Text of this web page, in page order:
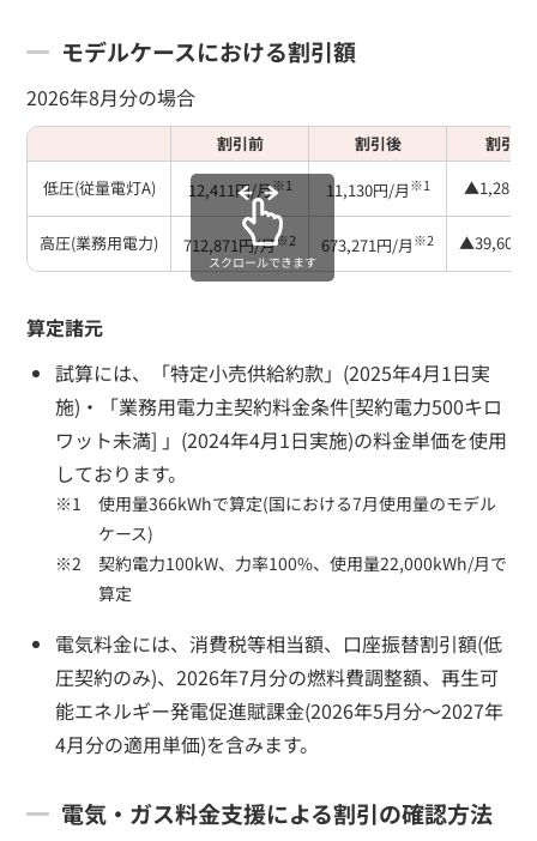
モデルケースにおける割引額
2026年8月分の場合
割引前 割引後
割引額
低圧(従量電灯A)
12,411円/月※1 11,130円/月※1 ▲1,281円
高圧(業務用電力) 712,871円/月※2 673,271円/月※2 ▲39,600
スクロールできます
算定諸元
試算には、「特定小売供給約款」(2025年4月1日実
施)・「業務用電力主契約料金条件[契約電力500キロ
ワット未満] 」(2024年4月1日実施)の料金単価を使用
しております。
使用量366kWhで算定(国における7月使用量のモデル
ケース)
契約電力100kW、力率100%、使用量22,000kWh/月で
算定
電気料金には、消費税等相当額、口座振替割引額(低
圧契約のみ)、2026年7月分の燃料費調整額、再生可
能エネルギー発電促進賦課金(2026年5月分～2027年
4月分の適用単価)を含みます。
電気・ガス料金支援による割引の確認方法